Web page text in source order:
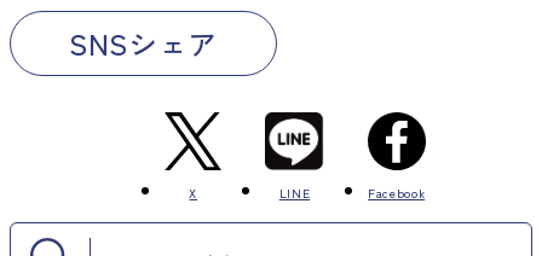
SNSシェア
X LINE Facebook